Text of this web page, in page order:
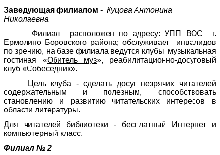
Заведующая филиалом - Куцова Антонина
Николаевна
Филиал расположен по адресу: УПП ВОС г.
Ермолино Боровского района; обслуживает инвалидов
по зрению, на базе филиала ведутся клубы: музыкальная
гостиная «Обитель муз», реабилитационно-досуговый
клуб «Собеседник».
Цель клуба - сделать досуг незрячих читателей
содержательным и полезным, способствовать
становлению и развитию читательских интересов в
области литературы.
Для читателей библиотеки - бесплатный Интернет и
компьютерный класс.
Филиал № 2